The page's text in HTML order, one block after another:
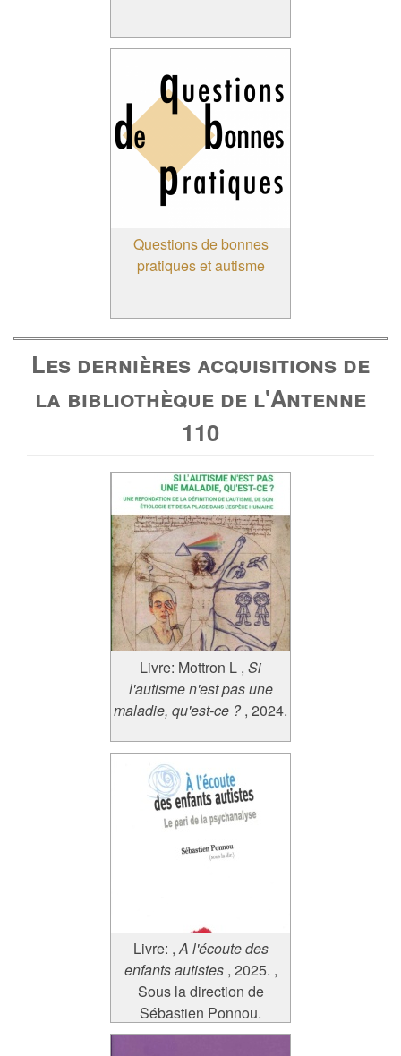
Questions de bonnes
pratiques et autisme
Les dernières acquisitions de
la bibliothèque de l'Antenne
110
Livre: Mottron L , Si
l'autisme n'est pas une
maladie, qu'est-ce ? , 2024.
Livre: ,A l'écoute des
enfants autistes , 2025. ,
Sous la direction de
Sébastien Ponnou.